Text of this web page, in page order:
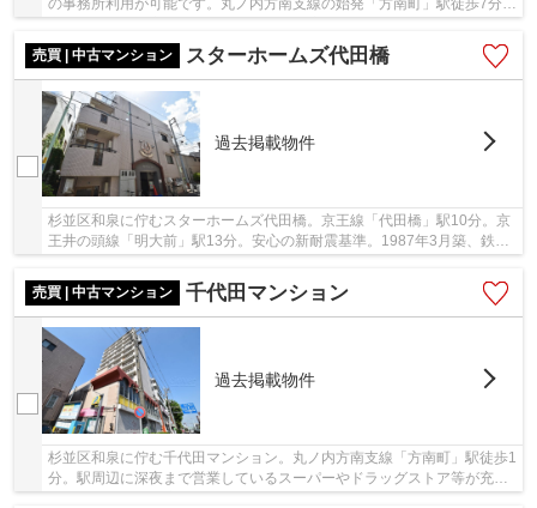
の事務所利用が可能です。丸ノ内方南支線の始発「方南町」駅徒歩7分、
売買 | 中古マンション
スターホームズ代田橋
過去掲載物件
杉並区和泉に佇むスターホームズ代田橋。京王線「代田橋」駅10分。京
王井の頭線「明大前」駅13分。安心の新耐震基準。1987年3月築、鉄筋
売買 | 中古マンション
千代田マンション
過去掲載物件
杉並区和泉に佇む千代田マンション。丸ノ内方南支線「方南町」駅徒歩1
分。駅周辺に深夜まで営業しているスーパーやドラッグストア等が充実
しており、生活環境が整っています。ビッグタ...